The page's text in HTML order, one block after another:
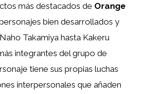
más destacados de Orange
bien desarrollados y
Takamiya hasta Kakeru
integrantes del grupo de
tiene sus propias luchas
interpersonales que añaden